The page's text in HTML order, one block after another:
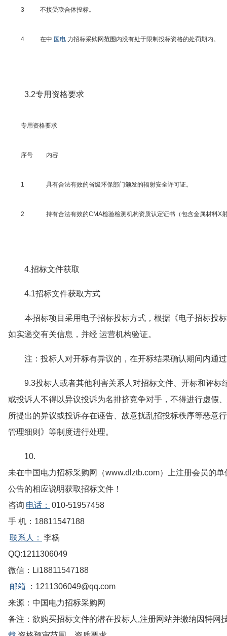
3 不接受联合体投标。
4 在中 国电 力招标采购网范围内没有处于限制投标资格的处罚期内。
3.2专用资格要求
专用资格要求
序号 内容
1 具有合法有效的省级环保部门颁发的辐射安全许可证。
2 持有合法有效的CMA检验检测机构资质认定证书（包含金属材料X
4.招标文件获取
4.1招标文件获取方式
本招标项目采用电子招标投标方式，根据《电子招标投
如实递交有关信息，并经 运营机构验证。
注：投标人对开标有异议的，在开标结果确认期间内通
9.3投标人或者其他利害关系人对招标文件、开标和评
或投诉人不得以异议投诉为名排挤竞争对手，不得进行虚假
所提出的异议或投诉存在诬告、故意扰乱招投标秩序等恶意
管理细则》等制度进行处理。
10.
未在中国电力招标采购网（www.dlztb.com）上注册会员的
公告的相应说明获取招标文件！
咨询 电话： 010-51957458
手 机：18811547188
联系人： 李杨
QQ:1211306049
微信：Li18811547188
邮箱
：1211306049@qq.com
来源：中国电力招标采购网
备注：欲购买招标文件的潜在投标人,注册网站并缴纳因特